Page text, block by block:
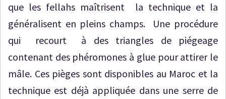
que les fellahs maîtrisent la technique et la
généralisent en pleins champs. Une procédure
qui recourt à des triangles de piégeage
contenant des phéromones à glue pour attirer le
mâle. Ces pièges sont disponibles au Maroc et la
technique est déjà appliquée dans une serre de